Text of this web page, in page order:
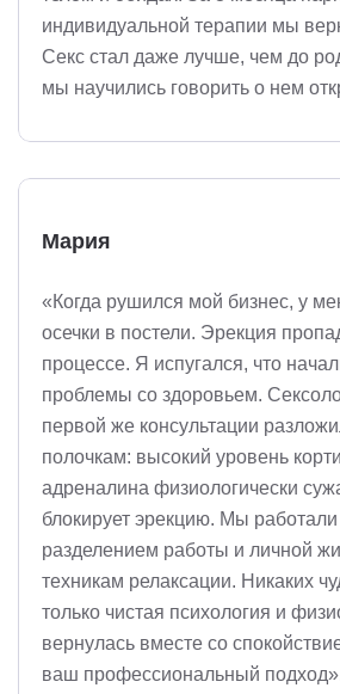
индивидуальной терапии мы
Секс стал даже лучше, чем до
мы научились говорить о нем
Мария
«Когда рушился мой бизнес, у
осечки в постели. Эрекция
процессе. Я испугался, что
проблемы со здоровьем.
первой же консультации
полочкам: высокий уровень
адреналина физиологически
блокирует эрекцию. Мы
разделением работы и личной
техникам релаксации. Никаких
только чистая психология и
вернулась вместе со
ваш профессиональный